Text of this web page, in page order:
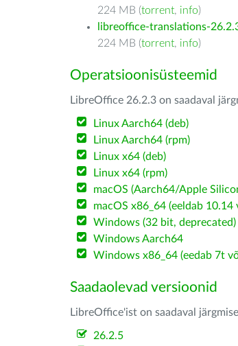
224 MB (torrent, info)
libreoffice-translations-
224 MB (torrent, info)
Operatsioonisüsteemid
LibreOffice 26.2.3 on saadaval
Linux Aarch64 (deb)
Linux Aarch64 (rpm)
Linux x64 (deb)
Linux x64 (rpm)
macOS (Aarch64/Apple
macOS x86_64 (eeldab
Windows (32 bit, deprecated)
Windows Aarch64
Windows x86_64 (eedab 7t
Saadaolevad versioonid
LibreOffice'ist on saadaval
26.2.5